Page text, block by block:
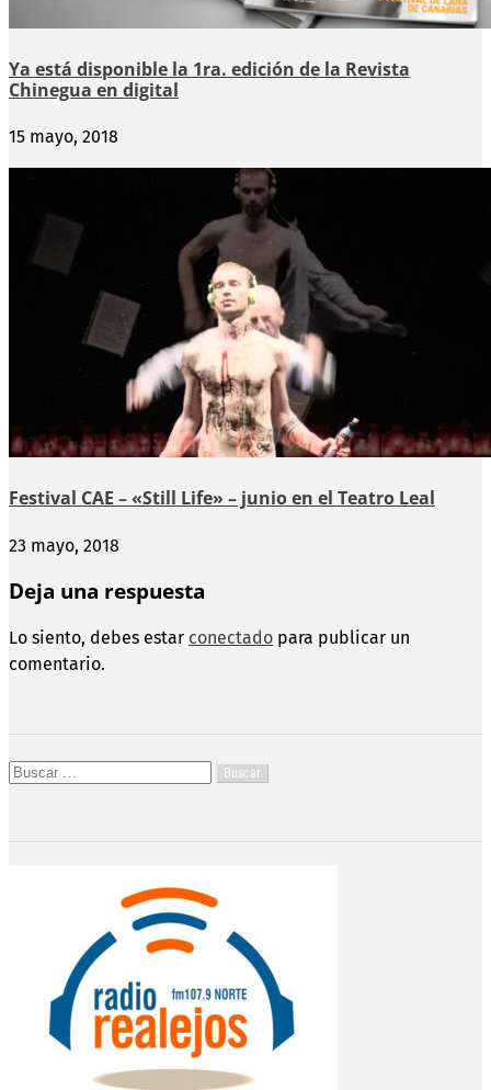
Ya está disponible la 1ra. edición de la Revista
Chinegua en digital
15 mayo, 2018
Festival CAE – «Still Life» – junio en el Teatro Leal
23 mayo, 2018
Deja una respuesta
Lo siento, debes estar conectado para publicar un
comentario.
Buscar: